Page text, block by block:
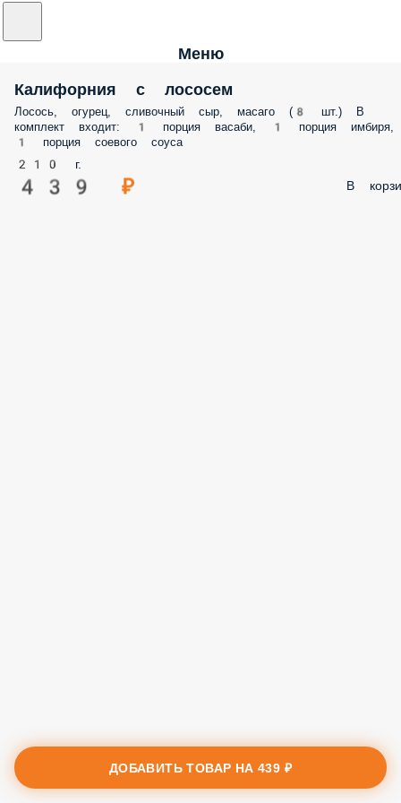
Меню
Калифорния с лососем
Лосось, огурец, сливочный сыр, масаго (8 шт.) В
комплект входит: 1 порция васаби, 1 порция имбиря,
1 порция соевого соуса
210 г.
439 ₽ В
ДОБАВИТЬ ТОВАР НА439 ₽